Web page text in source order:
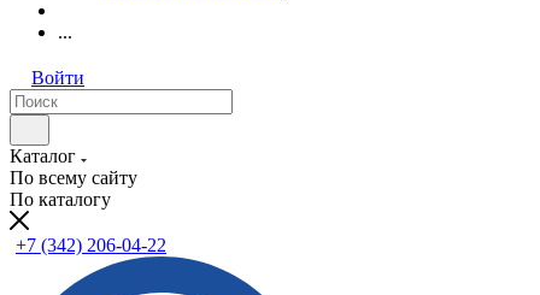
...
Войти
Каталог
По всему сайту
По каталогу
+7 (342) 206-04-22